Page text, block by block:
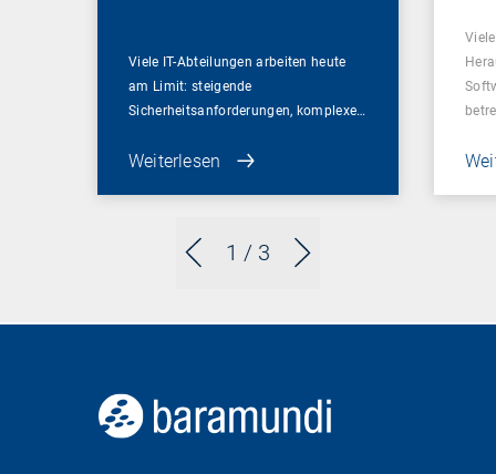
1 / 3
Viele IT-Abteilungen arbeiten heute
am Limit: steigende
Sicherheitsanforderungen, komplexe…
Weiterlesen